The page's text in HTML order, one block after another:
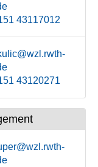
43117012
43120271